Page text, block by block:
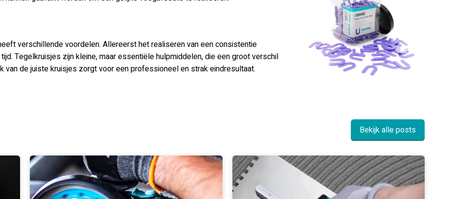
verschillende voordelen. Allereerst het realiseren van een consistentie
Tegelkruisjes zijn kleine, maar essentiële hulpmiddelen, die een groot verschil
van de juiste kruisjes zorgt voor een professioneel en strak eindresultaat.
Bekijk alle posts